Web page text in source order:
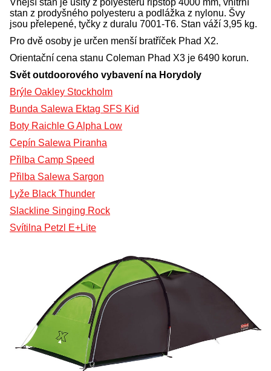
Vnější stan je ušitý z polyesteru ripstop 4000 mm, vnitřní
stan z prodyšného polyesteru a podlážka z nylonu. Švy
jsou přelepené, tyčky z duralu 7001-T6. Stan váží 3,95 kg.
Pro dvě osoby je určen menší bratříček Phad X2.
Orientační cena stanu Coleman Phad X3 je 6490 korun.
Svět outdoorového vybavení na Horydoly
Brýle Oakley Stockholm
Bunda Salewa Ektag SFS Kid
Boty Raichle G Alpha Low
Cepín Salewa Piranha
Přilba Camp Speed
Přilba Salewa Sargon
Lyže Black Thunder
Slackline Singing Rock
Svítilna Petzl E+Lite